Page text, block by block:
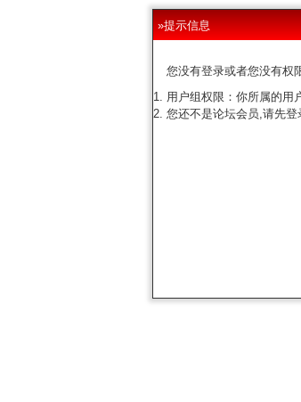
»提示信息
您没有登录或者您没有权
用户组权限：你所属的用
您还不是论坛会员,请先登